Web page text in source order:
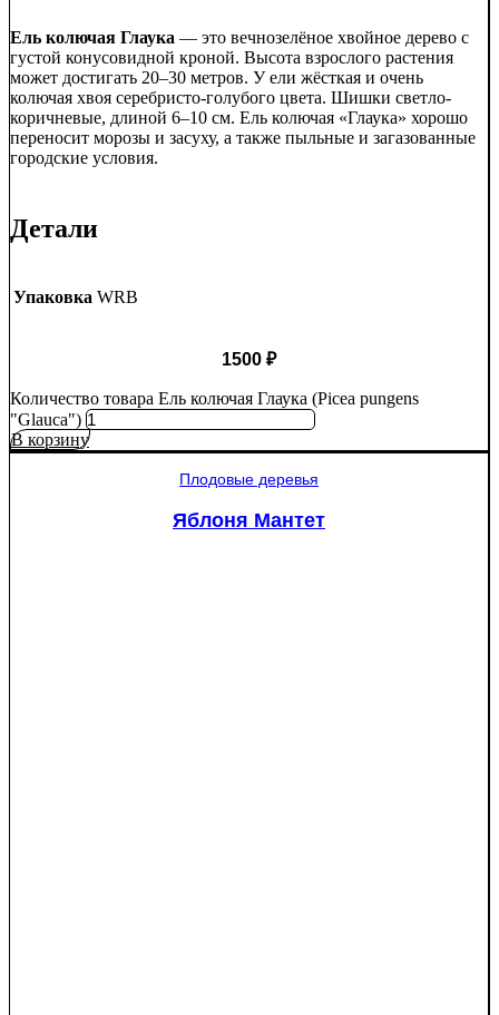
Ель колючая Глаука — это вечнозелёное хвойное дерево с
густой конусовидной кроной. Высота взрослого растения
может достигать 20–30 метров. У ели жёсткая и очень
колючая хвоя серебристо-голубого цвета. Шишки светло-
коричневые, длиной 6–10 см. Ель колючая «Глаука» хорошо
переносит морозы и засуху, а также пыльные и загазованные
городские условия.
Детали
Упаковка WRB
1500 ₽
Количество товара Ель колючая Глаука (Picea pungens
"Glauca")
В корзину
Плодовые деревья
Яблоня Мантет